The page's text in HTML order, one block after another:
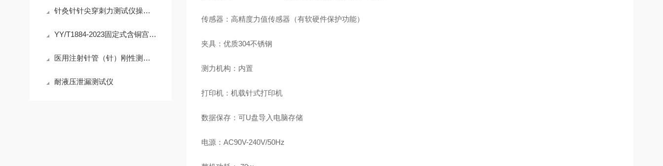
针灸针针尖穿刺力测试仪操作过程
YY/T1884-2023固定式含铜宫内节育器抗拉力和铜管牢固度测试仪介绍
医用注射针管（针）刚性测试仪 如何测试不锈钢针管挠度
耐液压泄漏测试仪
传感器：高精度力值传感器（有软硬件保护功能）
夹具：优质304不锈钢
测力机构：内置
打印机：机载针式打印机
数据保存：可U盘导入电脑存储
电源：AC90V-240V/50Hz